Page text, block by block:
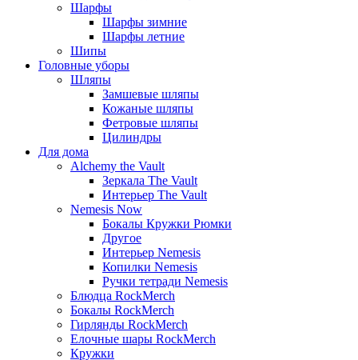
Шарфы
Шарфы зимние
Шарфы летние
Шипы
Головные уборы
Шляпы
Замшевые шляпы
Кожаные шляпы
Фетровые шляпы
Цилиндры
Для дома
Alchemy the Vault
Зеркала The Vault
Интерьер The Vault
Nemesis Now
Бокалы Кружки Рюмки
Другое
Интерьер Nemesis
Копилки Nemesis
Ручки тетради Nemesis
Блюдца RockMerch
Бокалы RockMerch
Гирлянды RockMerch
Елочные шары RockMerch
Кружки